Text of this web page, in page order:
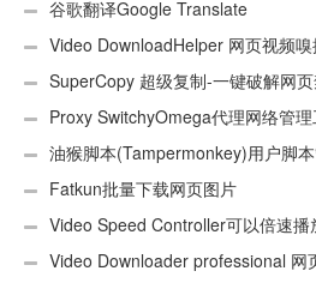
“CEX_HEADER_INVALID”的解决办法
谷歌翻译Google Translate
Video DownloadHelper 网页视频
SuperCopy 超级复制-一键破解网
Proxy SwitchyOmega代理网络管理
油猴脚本(Tampermonkey)用户脚
用Android）
Fatkun批量下载网页图片
Video Speed Controller可以倍速播
Video Downloader professional 网